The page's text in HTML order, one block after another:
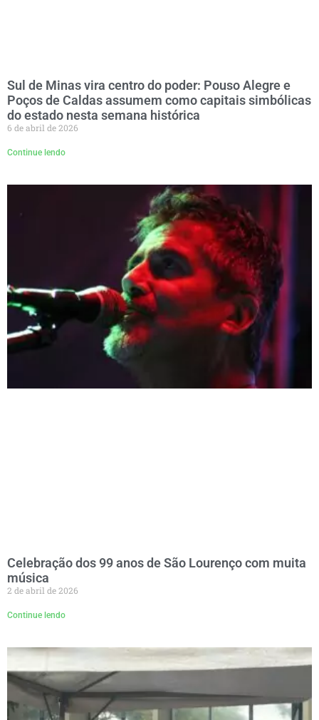
Sul de Minas vira centro do poder: Pouso Alegre e
Poços de Caldas assumem como capitais simbólicas
do estado nesta semana histórica
6 de abril de 2026
Continue lendo
Celebração dos 99 anos de São Lourenço com muita
música
2 de abril de 2026
Continue lendo